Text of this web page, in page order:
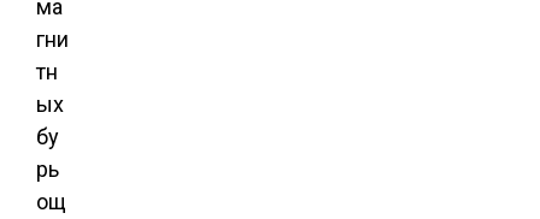
ма
гни
тн
ых
бу
рь
ощ